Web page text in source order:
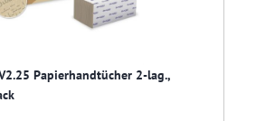
Papierhandtücher 2-lag.,